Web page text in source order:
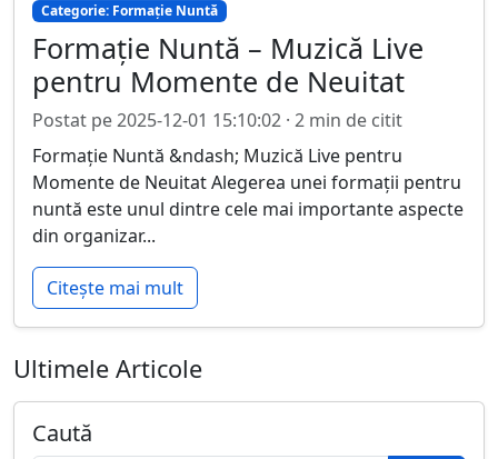
Categorie: Formație Nuntă
Formație Nuntă – Muzică Live
pentru Momente de Neuitat
Postat pe 2025-12-01 15:10:02 · 2 min de citit
Formație Nuntă &ndash; Muzică Live pentru
Momente de Neuitat Alegerea unei formații pentru
nuntă este unul dintre cele mai importante aspecte
din organizar...
Citește mai mult
Ultimele Articole
Caută